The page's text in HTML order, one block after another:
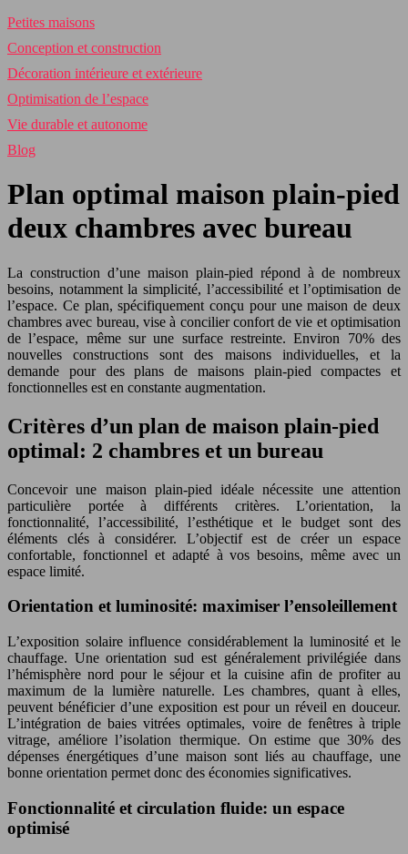
Petites maisons
Conception et construction
Décoration intérieure et extérieure
Optimisation de l’espace
Vie durable et autonome
Blog
Plan optimal maison plain-pied
deux chambres avec bureau
La construction d’une maison plain-pied répond à de nombreux
besoins, notamment la simplicité, l’accessibilité et l’optimisation de
l’espace. Ce plan, spécifiquement conçu pour une maison de deux
chambres avec bureau, vise à concilier confort de vie et optimisation
de l’espace, même sur une surface restreinte. Environ 70% des
nouvelles constructions sont des maisons individuelles, et la
demande pour des plans de maisons plain-pied compactes et
fonctionnelles est en constante augmentation.
Critères d’un plan de maison plain-pied
optimal: 2 chambres et un bureau
Concevoir une maison plain-pied idéale nécessite une attention
particulière portée à différents critères. L’orientation, la
fonctionnalité, l’accessibilité, l’esthétique et le budget sont des
éléments clés à considérer. L’objectif est de créer un espace
confortable, fonctionnel et adapté à vos besoins, même avec un
espace limité.
Orientation et luminosité: maximiser l’ensoleillement
L’exposition solaire influence considérablement la luminosité et le
chauffage. Une orientation sud est généralement privilégiée dans
l’hémisphère nord pour le séjour et la cuisine afin de profiter au
maximum de la lumière naturelle. Les chambres, quant à elles,
peuvent bénéficier d’une exposition est pour un réveil en douceur.
L’intégration de baies vitrées optimales, voire de fenêtres à triple
vitrage, améliore l’isolation thermique. On estime que 30% des
dépenses énergétiques d’une maison sont liés au chauffage, une
bonne orientation permet donc des économies significatives.
Fonctionnalité et circulation fluide: un espace
optimisé